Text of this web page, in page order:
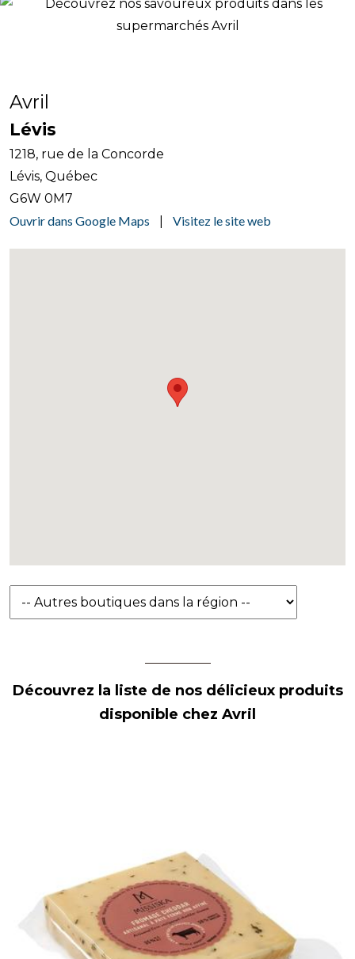
Avril
Lévis
1218, rue de la Concorde
Lévis, Québec
G6W 0M7
Ouvrir dans Google Maps
Visitez le site web
Découvrez la liste de nos délicieux produits
disponible chez Avril